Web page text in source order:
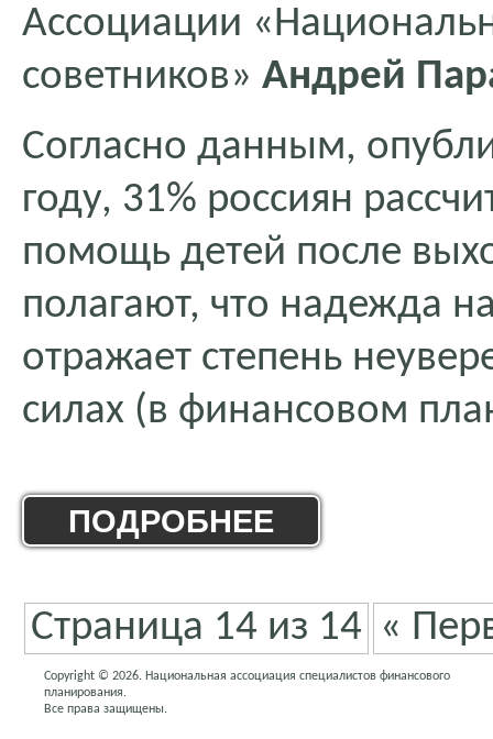
Ассоциации
советников» Андрей
Согласно данным,
году, 31% россиян
помощь детей после
полагают, что надежда
отражает степень
силах (в финансовом
ПОДРОБНЕЕ
Страница 14 из 14 «
Copyright © 2026. Национальная ассоциация специалистов финансового
планирования.
Все права защищены.